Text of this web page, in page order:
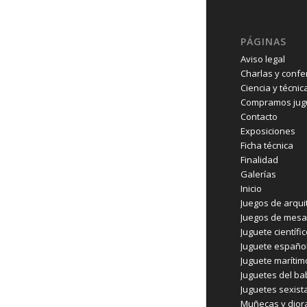
PÁGINAS
Aviso legal
Charlas y
Ciencia y
Compramos
Contacto
Exposiciones
Ficha técnica
Finalidad
Galerías
Inicio
Juegos de
Juegos de mesa
Juguete
Juguete
Juguete
Juguetes del
Juguetes
Muñecas y